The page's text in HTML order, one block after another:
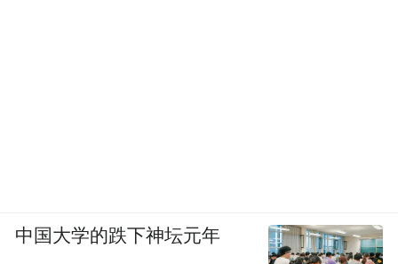
中国大学的跌下神坛元年